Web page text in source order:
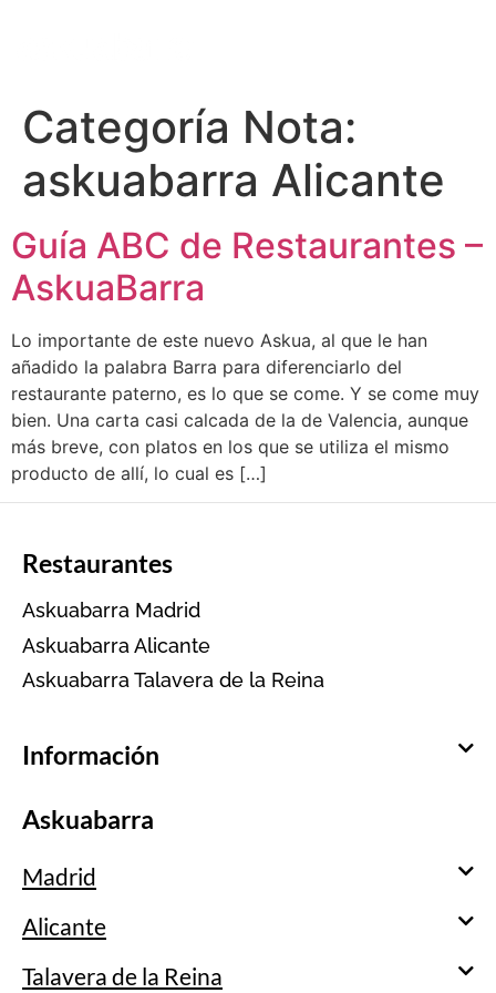
Categoría Nota:
askuabarra Alicante
Guía ABC de Restaurantes –
AskuaBarra
Lo importante de este nuevo Askua, al que le han
añadido la palabra Barra para diferenciarlo del
restaurante paterno, es lo que se come. Y se come muy
bien. Una carta casi calcada de la de Valencia, aunque
más breve, con platos en los que se utiliza el mismo
producto de allí, lo cual es […]
Restaurantes
Askuabarra Madrid
Askuabarra Alicante
Askuabarra Talavera de la Reina
Información
Askuabarra
Madrid
Alicante
Talavera de la Reina